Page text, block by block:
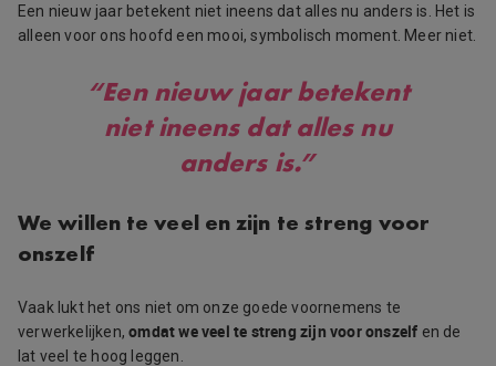
Een nieuw jaar betekent niet ineens dat alles nu anders is. Het is
alleen voor ons hoofd een mooi, symbolisch moment. Meer niet.
“Een nieuw jaar betekent
niet ineens dat alles nu
anders is.”
We willen te veel en zijn te streng voor
onszelf
Vaak lukt het ons niet om onze goede voornemens te
verwerkelijken,omdat we veel te streng zijn voor onszelf en de
lat veel te hoog leggen.